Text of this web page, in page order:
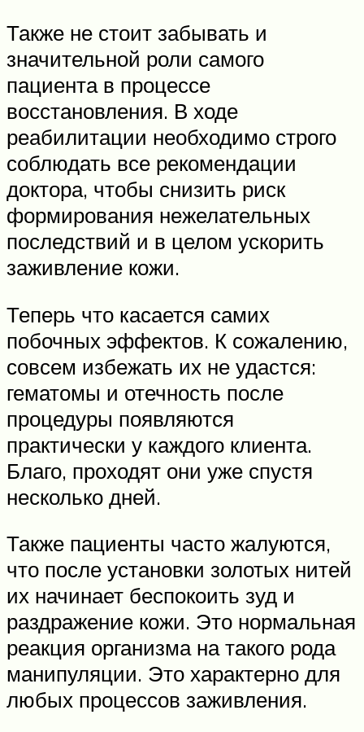
Также не стоит забывать и
значительной роли самого
пациента в процессе
восстановления. В ходе
реабилитации необходимо строго
соблюдать все рекомендации
доктора, чтобы снизить риск
формирования нежелательных
последствий и в целом ускорить
заживление кожи.
Теперь что касается самих
побочных эффектов. К сожалению,
совсем избежать их не удастся:
гематомы и отечность после
процедуры появляются
практически у каждого клиента.
Благо, проходят они уже спустя
несколько дней.
Также пациенты часто жалуются,
что после установки золотых нитей
их начинает беспокоить зуд и
раздражение кожи. Это нормальная
реакция организма на такого рода
манипуляции. Это характерно для
любых процессов заживления.